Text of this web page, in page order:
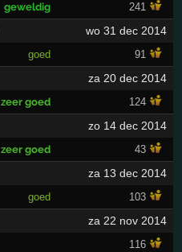
geweldig 241
wo 31 dec 2014
goed 91
za 20 dec 2014
zeer goed 124
zo 14 dec 2014
zeer goed 43
za 13 dec 2014
goed 103
za 22 nov 2014
116